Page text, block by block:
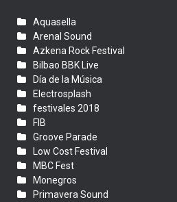
Aquasella
Arenal Sound
Azkena Rock Festival
Bilbao BBK Live
Día de la Música
Electrosplash
festivales 2018
FIB
Groove Parade
Low Cost Festival
MBC Fest
Monegros
Primavera Sound